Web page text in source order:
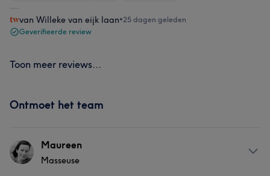
van Willeke van eijk laan•25 dagen geleden
Geverifieerde review
Toon meer reviews...
Ontmoet het team
Maureen
Masseuse